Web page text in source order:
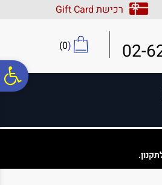
נגישות
אתר
המרכזי
רכישת Gift Card
02-
(
0
)